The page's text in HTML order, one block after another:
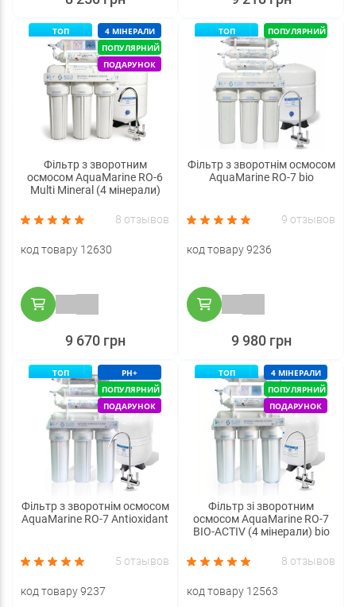
ТОП
4 МІНЕРАЛИ
ПОПУЛЯРНИЙ
ПОДАРУНОК
Фільтр з зворотним
осмосом AquaMarine RO-6
Multi Mineral (4 мінерали)
8 отзывов
код товару 12630
9 670 грн
ТОП ПОПУЛЯРНИЙ
Фільтр з зворотнім осмосом
AquaMarine RO-7 bio
9 отзывов
код товару 9236
9 980 грн
ТОП
PH+
ПОПУЛЯРНИЙ
ПОДАРУНОК
Фільтр з зворотнім осмосом
AquaMarine RO-7 Antioxidant
5 отзывов
код товару 9237
ТОП
4 МІНЕРАЛИ
ПОПУЛЯРНИЙ
ПОДАРУНОК
Фільтр зі зворотним
осмосом AquaMarine RO-7
BIO-ACTIV (4 мінерали) bio
8 отзывов
код товару 12563